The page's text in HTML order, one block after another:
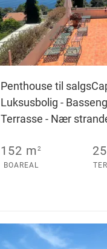
Penthouse til salgs
Luksusbolig -
Terrasse - Nær
152 m2
BOAREAL